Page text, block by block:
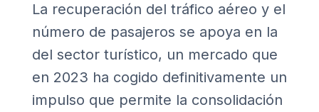
La recuperación del tráfico aéreo y el
número de pasajeros se apoya en la
del sector turístico, un mercado que
en 2023 ha cogido definitivamente un
impulso que permite la consolidación